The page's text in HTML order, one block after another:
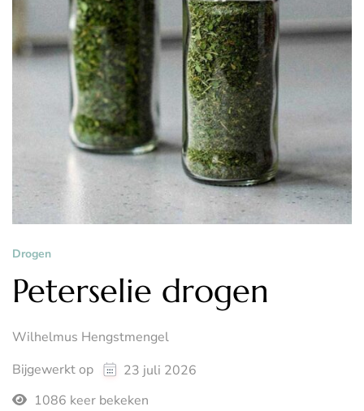
Drogen
Peterselie drogen
Wilhelmus Hengstmengel
Bijgewerkt op
23 juli 2026
1086 keer bekeken